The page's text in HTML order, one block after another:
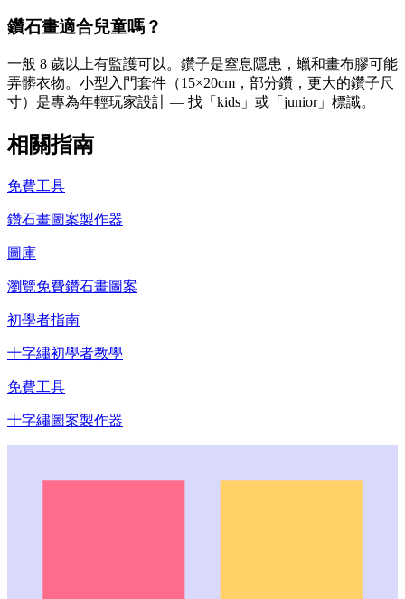
鑽石畫適合兒童嗎？
一般 8 歲以上有監護可以。鑽子是窒息隱患，蠟和畫布膠可能
弄髒衣物。小型入門套件（15×20cm，部分鑽，更大的鑽子尺
寸）是專為年輕玩家設計 — 找「kids」或「junior」標識。
相關指南
免費工具
鑽石畫圖案製作器
圖庫
瀏覽免費鑽石畫圖案
初學者指南
十字繡初學者教學
免費工具
十字繡圖案製作器